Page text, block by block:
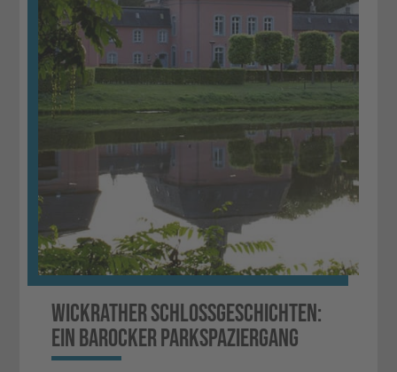
Wickrather Schlossgeschichten:
Ein barocker Parkspaziergang